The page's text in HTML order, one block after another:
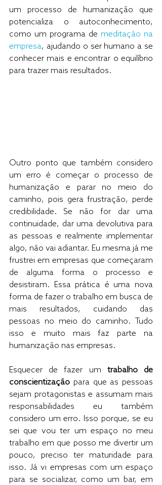
um processo de humanização que
potencializa o autoconhecimento,
como um programa de meditação na
empresa, ajudando o ser humano a se
conhecer mais e encontrar o equilíbrio
para trazer mais resultados.
Outro ponto que também considero
um erro é começar o processo de
humanização e parar no meio do
caminho, pois gera frustração, perde
credibilidade. Se não for dar uma
continuidade, dar uma devolutiva para
as pessoas e realmente implementar
algo, não vai adiantar. Eu mesma já me
frustrei em empresas que começaram
de alguma forma o processo e
desistiram. Essa prática é uma nova
forma de fazer o trabalho em busca de
mais resultados, cuidando das
pessoas no meio do caminho. Tudo
isso e muito mais faz parte na
humanização nas empresas.
Esquecer de fazer um trabalho de
conscientização para que as pessoas
sejam protagonistas e assumam mais
responsabilidades eu também
considero um erro. Isso porque, se eu
sei que vou ter um espaço no meu
trabalho em que posso me divertir um
pouco, preciso ter maturidade para
isso. Já vi empresas com um espaço
para se socializar, como um bar, em